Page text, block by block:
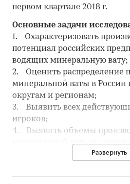
первом квартале 2018 г.
Основные задачи
1. Охарактеризовать
потенциал российских
водящих минеральную вату;
2. Оценить распределение
минеральной ваты в
округам и регионам;
3. Выявить всех
игроков;
4. Выявить объемы
минеральной ваты по
строитель-ная, техническая;
минеральной ваты и
Развернуть